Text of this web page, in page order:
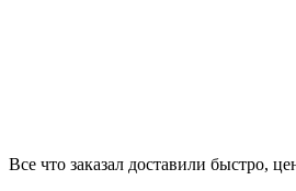
Все что заказал доставили быстро,